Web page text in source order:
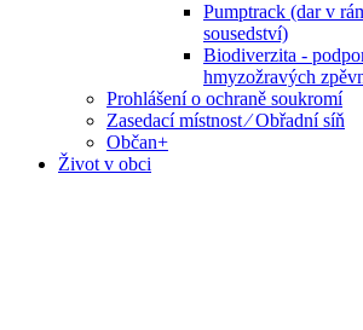
Pumptrack (dar v
sousedství)
Biodiverzita -
hmyzožravých
Prohlášení o ochraně soukromí
Zasedací místnost ⁄ Obřadní síň
Občan+
Život v obci